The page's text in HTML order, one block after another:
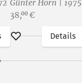
Günter Horn | 1975
Preis:
38,00 €
Merken
Details